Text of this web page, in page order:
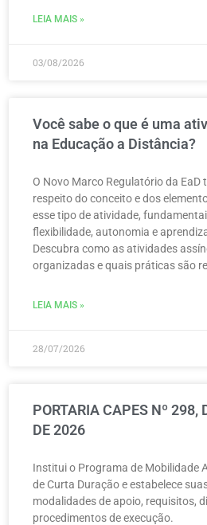
LEIA MAIS »
03/08/2026
Você sabe o que é uma
na Educação a Distância?
O Novo Marco Regulatório da EaD
respeito do conceito e dos
esse tipo de atividade,
flexibilidade, autonomia e
Descubra como as atividades
organizadas e quais práticas são
LEIA MAIS »
28/07/2026
PORTARIA CAPES Nº 298,
DE 2026
Institui o Programa de Mobilidade
de Curta Duração e estabelece
modalidades de apoio, requisitos,
procedimentos de execução.